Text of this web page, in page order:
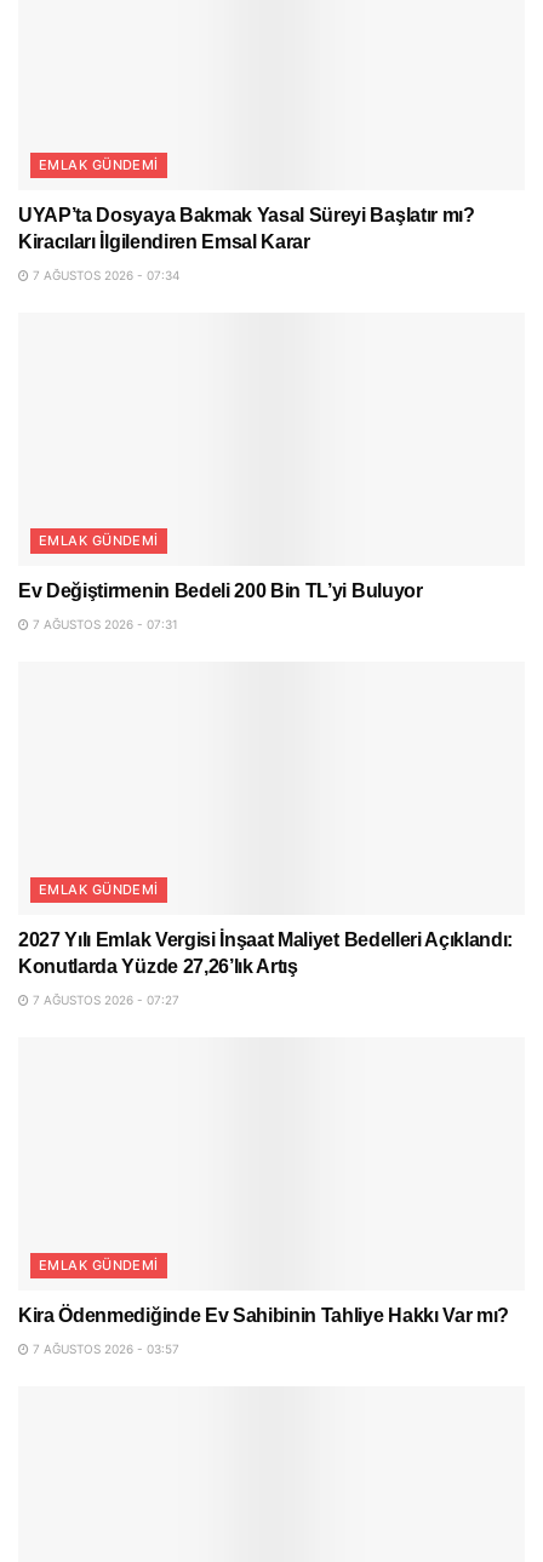
EMLAK GÜNDEMI
UYAP’ta Dosyaya Bakmak Yasal Süreyi Başlatır mı?
Kiracıları İlgilendiren Emsal Karar
7 AĞUSTOS 2026 - 07:34
EMLAK GÜNDEMI
Ev Değiştirmenin Bedeli 200 Bin TL’yi Buluyor
7 AĞUSTOS 2026 - 07:31
EMLAK GÜNDEMI
2027 Yılı Emlak Vergisi İnşaat Maliyet Bedelleri Açıklandı:
Konutlarda Yüzde 27,26’lık Artış
7 AĞUSTOS 2026 - 07:27
EMLAK GÜNDEMI
Kira Ödenmediğinde Ev Sahibinin Tahliye Hakkı Var mı?
7 AĞUSTOS 2026 - 03:57